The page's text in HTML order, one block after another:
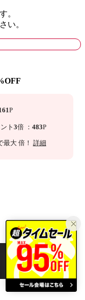
。
い。
P
ト 3倍 ： 483P
最大 倍！ 詳細